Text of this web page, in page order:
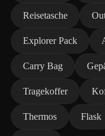
Reisetasche
Explorer Pack
Carry Bag
Tragekoffer
Thermos Flask